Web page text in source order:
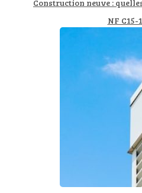
Construction neuve :
NF C15-